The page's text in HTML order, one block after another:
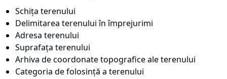
Schița terenului
Delimitarea terenului în împrejurimi
Adresa terenului
Suprafața terenului
Arhiva de coordonate topografice ale terenului
Categoria de folosință a terenului